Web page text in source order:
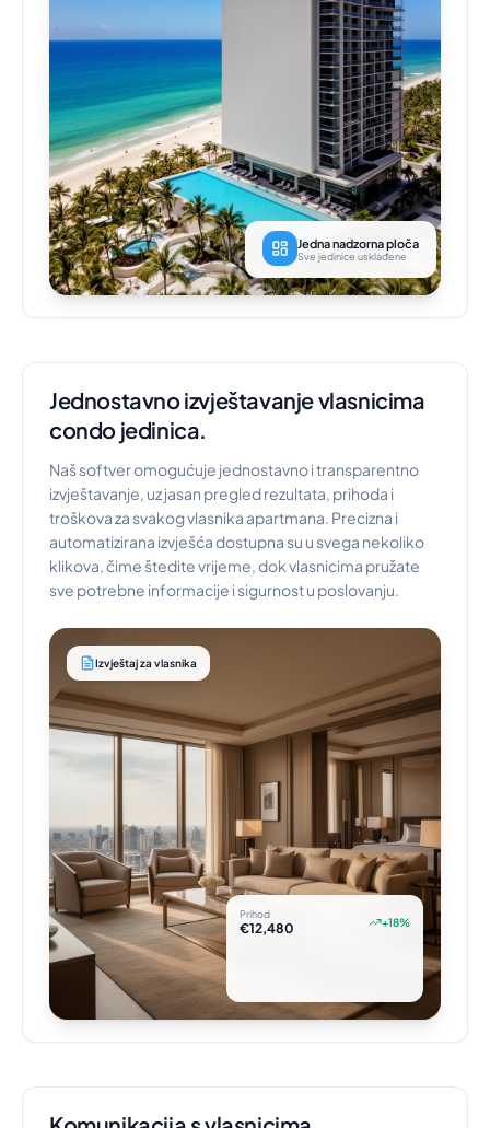
Jedna nadzorna ploča
Sve jedinice usklađene
Jednostavno izvještavanje vlasnicima
condo jedinica.
Naš softver omogućuje jednostavno i transparentno
izvještavanje, uz jasan pregled rezultata, prihoda i
troškova za svakog vlasnika apartmana. Precizna i
automatizirana izvješća dostupna su u svega nekoliko
klikova, čime štedite vrijeme, dok vlasnicima pružate
sve potrebne informacije i sigurnost u poslovanju.
Izvještaj za vlasnika
Prihod
€12,480 +18%